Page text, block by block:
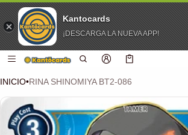
INICIO•RINA SHINOMIYA BT2-086
DEL PRODUCTO
Kantocards
¡DESCARGA LA NUEVA APP!